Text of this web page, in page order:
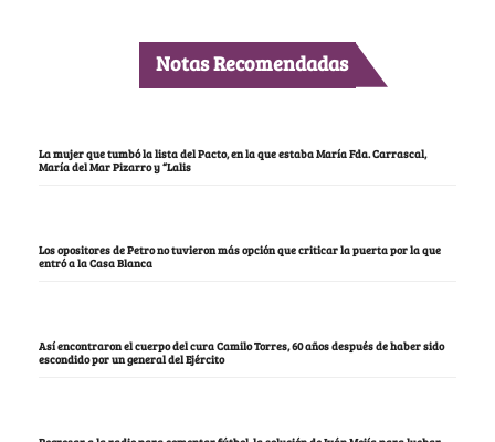
Notas Recomendadas
La mujer que tumbó la lista del Pacto, en la que estaba María Fda. Carrascal,
María del Mar Pizarro y “Lalis
Los opositores de Petro no tuvieron más opción que criticar la puerta por la que
entró a la Casa Blanca
Así encontraron el cuerpo del cura Camilo Torres, 60 años después de haber sido
escondido por un general del Ejército